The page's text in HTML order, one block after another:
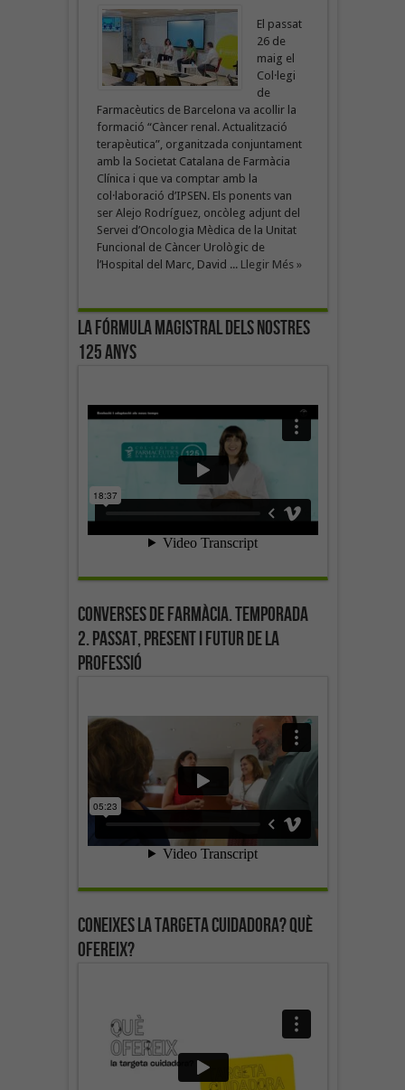
El passat
26 de
maig el
Col·legi
de
Farmacèutics de Barcelona va acollir la
formació “Càncer renal. Actualització
terapèutica”, organitzada conjuntament
amb la Societat Catalana de Farmàcia
Clínica i que va comptar amb la
col·laboració d’IPSEN. Els ponents van
ser Alejo Rodríguez, oncòleg adjunt del
Servei d’Oncologia Mèdica de la Unitat
Funcional de Càncer Urològic de
l’Hospital del Marc, David ... Llegir Més »
La fórmula magistral dels nostres
125 anys
Converses de farmàcia. Temporada
2. Passat, present i futur de la
professió
Coneixes la targeta cuidadora? Què
ofereix?